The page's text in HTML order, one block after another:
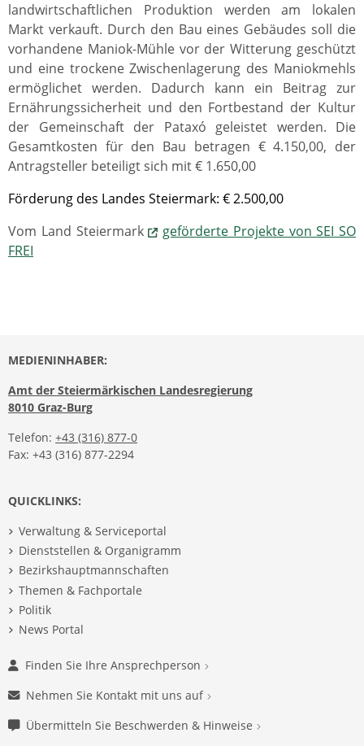
landwirtschaftlichen Produktion werden am lokalen
Markt verkauft. Durch den Bau eines Gebäudes soll die
vorhandene Maniok-Mühle vor der Witterung geschützt
und eine trockene Zwischenlagerung des Maniokmehls
ermöglichet werden. Dadurch kann ein Beitrag zur
Ernährungssicherheit und den Fortbestand der Kultur
der Gemeinschaft der Pataxó geleistet werden. Die
Gesamtkosten für den Bau betragen € 4.150,00, der
Antragsteller beteiligt sich mit € 1.650,00
Förderung des Landes Steiermark: € 2.500,00
Vom Land Steiermark
geförderte Projekte von SEI SO
FREI
MEDIENINHABER:
Amt der Steiermärkischen Landesregierung
8010 Graz-Burg
Telefon: +43 (316) 877-0
Fax: +43 (316) 877-2294
QUICKLINKS:
Verwaltung & Serviceportal
Dienststellen & Organigramm
Bezirkshauptmannschaften
Themen & Fachportale
Politik
News Portal
Finden Sie Ihre Ansprechperson
Nehmen Sie Kontakt mit uns auf
Übermitteln Sie Beschwerden & Hinweise